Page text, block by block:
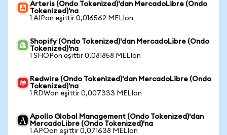
Arteris (Ondo Tokenized)'dan MercadoLibre (Ondo
Tokenized)'na
1 AIPon eşittir 0,016562 MELIon
Shopify (Ondo Tokenized)'dan MercadoLibre (Ondo
Tokenized)'na
1 SHOPon eşittir 0,081858 MELIon
Redwire (Ondo Tokenized)'dan MercadoLibre (Ondo
Tokenized)'na
1 RDWon eşittir 0,007333 MELIon
Apollo Global Management (Ondo Tokenized)'dan
MercadoLibre (Ondo Tokenized)'na
1 APOon eşittir 0,071638 MELIon